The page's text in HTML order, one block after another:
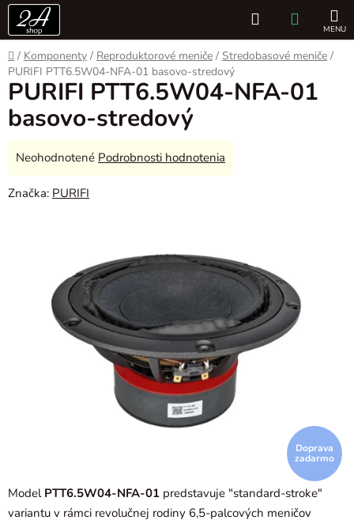
Prejsť
obsah
Hľadať
KOŠÍK
Domov
/ Komponenty / Reproduktorové meniče / Stredobasové meniče /
PURIFI PTT6.5W04-NFA-01 basovo-stredový
Model PTT6.5W04-NFA-01 predstavuje "standard-stroke"
variantu v rámci revolučnej rodiny 6,5-palcových meničov
PURIFI PTT6.5W04-NFA-01
basovo-stredový
Priemerné
produktu
hviezdičiek.
Neohodnotené Podrobnosti hodnotenia
Značka: PURIFI
Doprava
zadarmo